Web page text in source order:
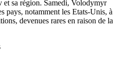
et sa région. Samedi, Volodymyr
pays, notamment les Etats-Unis, à
devenues rares en raison de la